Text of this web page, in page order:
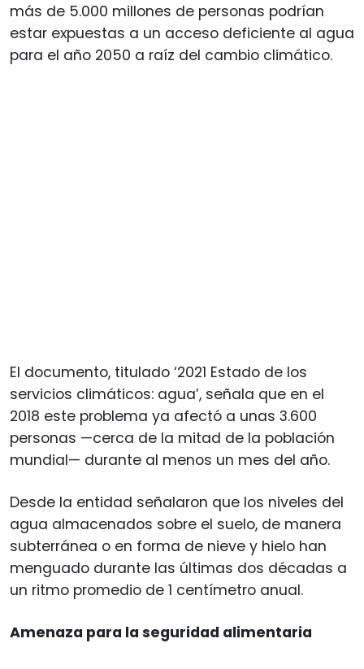
más de 5.000 millones de personas podrían
estar expuestas a un acceso deficiente al agua
para el año 2050 a raíz del cambio climático.
El documento, titulado ‘2021 Estado de los
servicios climáticos: agua’, señala que en el
2018 este problema ya afectó a unas 3.600
personas —cerca de la mitad de la población
mundial— durante al menos un mes del año.
Desde la entidad señalaron que los niveles del
agua almacenados sobre el suelo, de manera
subterránea o en forma de nieve y hielo han
menguado durante las últimas dos décadas a
un ritmo promedio de 1 centímetro anual.
Amenaza para la seguridad alimentaria